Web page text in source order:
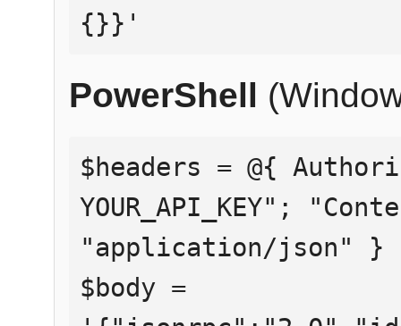
{}}'
PowerShell
$headers = @{
YOUR_API_KEY";
"application/json" }
$body =